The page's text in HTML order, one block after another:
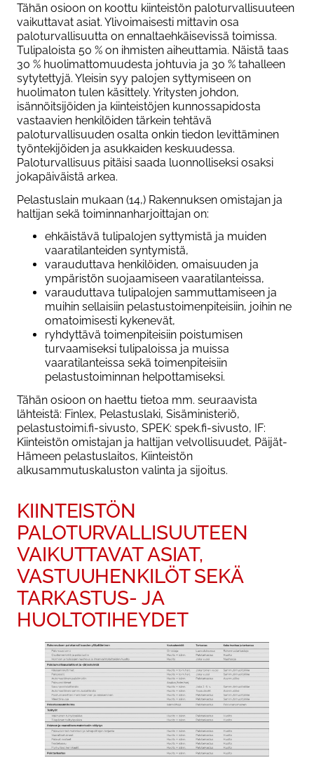
Tähän osioon on koottu kiinteistön paloturvallisuuteen
vaikuttavat asiat. Ylivoimaisesti mittavin osa
paloturvallisuutta on ennaltaehkäisevissä toimissa.
Tulipaloista 50 % on ihmisten aiheuttamia. Näistä taas
30 % huolimattomuudesta johtuvia ja 30 % tahalleen
sytytettyjä. Yleisin syy palojen syttymiseen on
huolimaton tulen käsittely. Yritysten johdon,
isännöitsijöiden ja kiinteistöjen kunnossapidosta
vastaavien henkilöiden tärkein tehtävä
paloturvallisuuden osalta onkin tiedon levittäminen
työntekijöiden ja asukkaiden keskuudessa.
Paloturvallisuus pitäisi saada luonnolliseksi osaksi
jokapäiväistä arkea.
Pelastuslain mukaan (14,) Rakennuksen omistajan ja
haltijan sekä toiminnanharjoittajan on:
ehkäistävä tulipalojen syttymistä ja muiden
vaaratilanteiden syntymistä,
varauduttava henkilöiden, omaisuuden ja
ympäristön suojaamiseen vaaratilanteissa,
varauduttava tulipalojen sammuttamiseen ja
muihin sellaisiin pelastustoimenpiteisiin, joihin ne
omatoimisesti kykenevät,
ryhdyttävä toimenpiteisiin poistumisen
turvaamiseksi tulipaloissa ja muissa
vaaratilanteissa sekä toimenpiteisiin
pelastustoiminnan helpottamiseksi.
Tähän osioon on haettu tietoa mm. seuraavista
lähteistä: Finlex, Pelastuslaki, Sisäministeriö,
pelastustoimi.fi-sivusto, SPEK: spek.fi-sivusto, IF:
Kiinteistön omistajan ja haltijan velvollisuudet, Päijät-
Hämeen pelastuslaitos, Kiinteistön
alkusammutuskaluston valinta ja sijoitus.
KIINTEISTÖN
PALOTURVALLISUUTEEN
VAIKUTTAVAT ASIAT,
VASTUUHENKILÖT SEKÄ
TARKASTUS- JA
HUOLTOTIHEYDET